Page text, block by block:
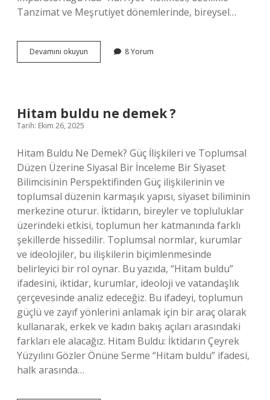
Tanzimat ve Meşrutiyet dönemlerinde, bireysel…
Devamını okuyun Hürriyet
hangi
8 Yorum
Hitam buldu ne demek ?
Tarih: Ekim 26, 2025
Hitam Buldu Ne Demek? Güç İlişkileri ve Toplumsal
Düzen Üzerine Siyasal Bir İnceleme Bir Siyaset
Bilimcisinin Perspektifinden Güç ilişkilerinin ve
toplumsal düzenin karmaşık yapısı, siyaset biliminin
merkezine oturur. İktidarın, bireyler ve topluluklar
üzerindeki etkisi, toplumun her katmanında farklı
şekillerde hissedilir. Toplumsal normlar, kurumlar
ve ideolojiler, bu ilişkilerin biçimlenmesinde
belirleyici bir rol oynar. Bu yazıda, “Hitam buldu”
ifadesini, iktidar, kurumlar, ideoloji ve vatandaşlık
çerçevesinde analiz edeceğiz. Bu ifadeyi, toplumun
güçlü ve zayıf yönlerini anlamak için bir araç olarak
kullanarak, erkek ve kadın bakış açıları arasındaki
farkları ele alacağız. Hitam Buldu: İktidarın Çeyrek
Yüzyılını Gözler Önüne Serme “Hitam buldu” ifadesi,
halk arasında…